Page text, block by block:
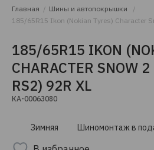
Главная
Шины и автопокрышки
185/65R15 Ikon (Nokian Tyres) Character
185/65R15 IKON
CHARACTER SNOW
RS2) 92R XL
КА-00063080
Зимняя Шиномонтаж в